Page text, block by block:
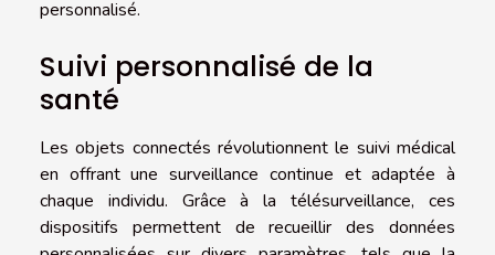
personnalisé.
Suivi personnalisé de la
santé
Les objets connectés révolutionnent le suivi médical
en offrant une surveillance continue et adaptée à
chaque individu. Grâce à la télésurveillance, ces
dispositifs permettent de recueillir des données